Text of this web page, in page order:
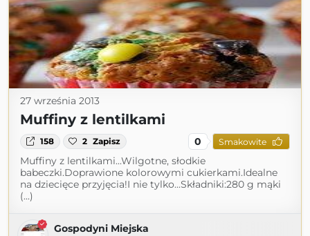
27 września 2013
Muffiny z lentilkami
158 2 Zapisz 0 Smakowite
Muffiny z lentilkami...Wilgotne, słodkie
babeczki.Doprawione kolorowymi cukierkami.Idealne
na dziecięce przyjęcia!I nie tylko...Składniki:280 g mąki
(...)
Gospodyni Miejska